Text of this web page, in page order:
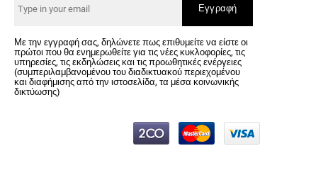
Εγγραφή
Με την εγγραφή σας, δηλώνετε πως επιθυμείτε να είστε οι
πρώτοι που θα ενημερωθείτε για τις νέες κυκλοφορίες, τις
υπηρεσίες, τις εκδηλώσεις και τις προωθητικές ενέργειες
(συμπεριλαμβανομένου του διαδικτυακού περιεχομένου
και διαφήμισης από την ιστοσελίδα, τα μέσα κοινωνικής
δικτύωσης)